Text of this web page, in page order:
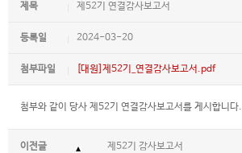
제목 제52기 연결감사보고서
등록일 2024-03-20
첨부파일 [대원]제52기_연결감사보고서.pdf
첨부와 같이 당사 제52기 연결감사보고서를 게시합니다.
이전글 제52기 감사보고서